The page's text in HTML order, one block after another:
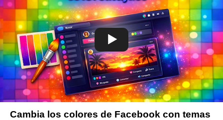
Cambia los colores de Facebook con temas